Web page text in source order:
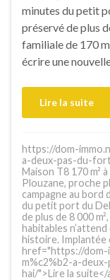
minutes du petit
préservé de plus
familiale de 170
écrire une
Lire la suite
https://dom-
a-deux-pas-du-
Maison T8 170 m²
Plouzane, proche
campagne au bord
du petit port du
de plus de 8 000
habitables
histoire. Implantée
href="https://dom-
m%c2%b2-a-
hai/">Lire la suite</